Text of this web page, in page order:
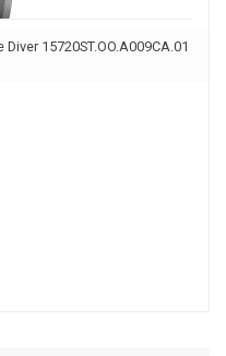
15720ST.OO.A009CA.01